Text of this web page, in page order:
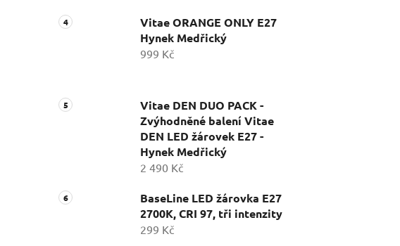
Vitae ORANGE ONLY E27
Hynek Medřický
999 Kč
Vitae DEN DUO PACK -
Zvýhodněné balení Vitae
DEN LED žárovek E27 -
Hynek Medřický
2 490 Kč
BaseLine LED žárovka E27
2700K, CRI 97, tři intenzity
299 Kč